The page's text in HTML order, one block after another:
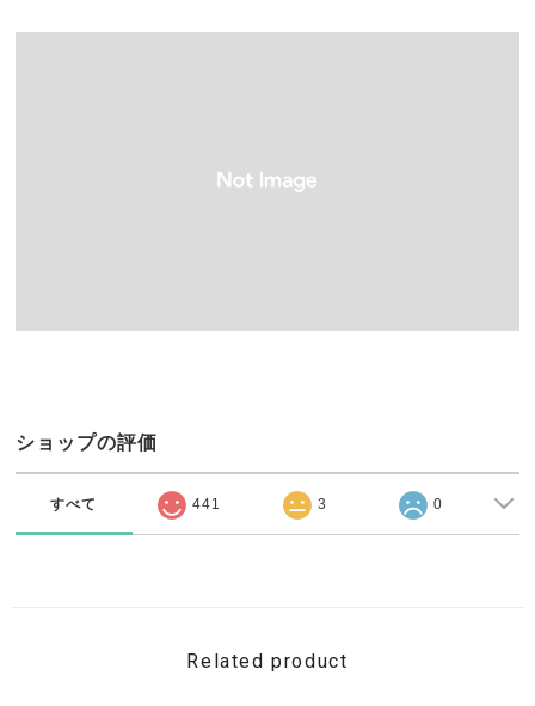
ショップの評価
すべて 441 3 0
Related product